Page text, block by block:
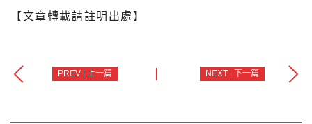
【文章轉載請註明出處】
PREV | 上一篇 NEXT | 下一篇